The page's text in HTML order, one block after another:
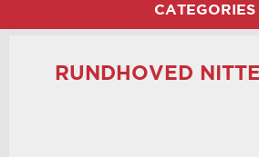
CATEGORIES
RUNDHOVED